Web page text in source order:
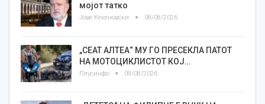
мојот татко
Јове Кекеновски 08/08/2026
„СЕАТ АЛТЕА“ МУ ГО ПРЕСЕКЛА ПАТОТ
НА МОТОЦИКЛИСТОТ КОЈ…
Плусинфо 09/08/2026